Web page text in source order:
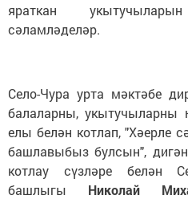
яраткан
сәламләделәр.
Село-Чура урта мәктәбе
балаларны, укытучыларны
елы белән котлап, "Хәерле
башлавыбыз булсын",
котлау сүзләре белән
башлыгы Николай